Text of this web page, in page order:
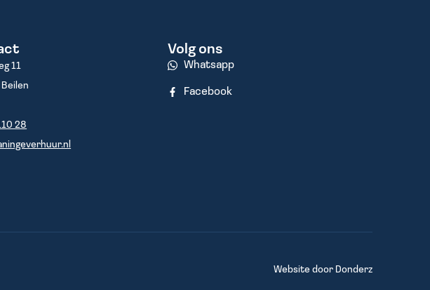
11
28
Volg ons
Whatsapp
Facebook
Website door Donderz